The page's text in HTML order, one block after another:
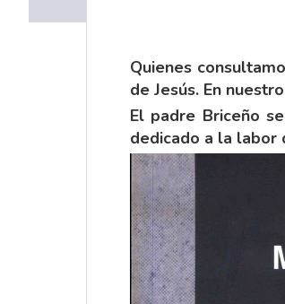
Quienes
de Jesús. En
El padre Briceño
dedicado a la labor